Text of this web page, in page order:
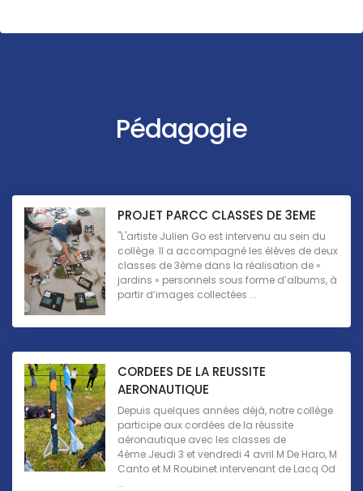
Pédagogie
PROJET PARCC CLASSES DE 3EME
"L'artiste Julien Go est intervenu au sein du
collège. Il a accompagné les élèves de deux
classes de 3ème dans la réalisation de «
jardins » personnels sous forme d’albums, à
partir d’images collectées ...
CORDEES DE LA REUSSITE
AERONAUTIQUE
Depuis quelques années déjà, notre collège
participe aux cordées de la réussite
aéronautique avec les classes de
4ème.Jeudi 3 et vendredi 4 avril M De Haro, M
Canto et M Roubinet intervenant de Lacq Od
...